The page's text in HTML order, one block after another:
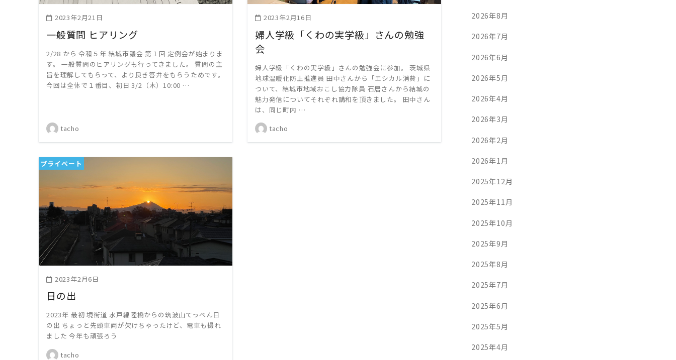
2023年2月21日
一般質問 ヒアリング
2/28 から 令和５年 結城市議会 第１回 定例会が始まりま
す。 一般質問のヒアリングも行ってきました。 質問の主
旨を理解してもらって、より良き答弁をもらうためです。
今回は全体で１番目、初日 3/2（木）10:00 …
tacho
2023年2月16日
婦人学級「くわの実学級」さんの勉強
会
婦人学級「くわの実学級」さんの勉強会に参加。 茨城県
地球温暖化防止推進員 田中さんから「エシカル消費」に
ついて、結城市地域おこし協力隊員 石居さんから結城の
魅力発信についてそれぞれ講和を頂きました。 田中さん
は、同じ町内 …
tacho
プライベート
READ MORE
2023年2月6日
日の出
2023年 最初 境街道 水戸線陸橋からの筑波山てっぺん日
の出 ちょっと先頭車両が欠けちゃったけど、電車も撮れ
ました 今年も頑張ろう
tacho
2026年8月
2026年7月
2026年6月
2026年5月
2026年4月
2026年3月
2026年2月
2026年1月
2025年12月
2025年11月
2025年10月
2025年9月
2025年8月
2025年7月
2025年6月
2025年5月
2025年4月